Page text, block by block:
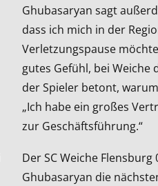
Ghubasaryan sagt
dass ich mich in der
Verletzungspause
gutes Gefühl, bei Weiche
der Spieler betont,
„Ich habe ein großes
zur Geschäftsführung.“
Der SC Weiche
Ghubasaryan die